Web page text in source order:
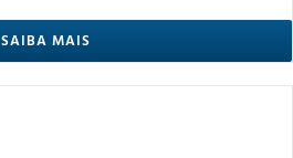
SAIBA MAIS